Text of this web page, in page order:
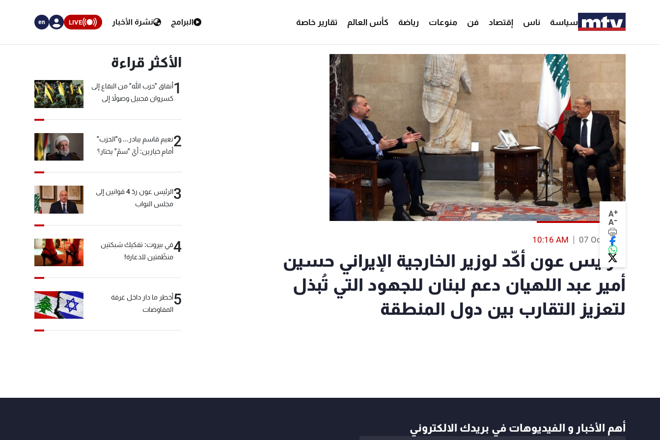
سياسة ناس إقتصاد فن منوعات رياضة كأس العالم تقارير خاصة البرامج نشرة الأخبار LIVE
en
A+
A-
07 Oct 2021
10:16 AM
الرئيس عون أكّد لوزير الخارجية الإيراني حسين
أمير عبد اللهيان دعم لبنان للجهود التي تُبذل
لتعزيز التقارب بين دول المنطقة
الأكثر قراءة
1أنفاق "حزب الله" من البقاع إلى
كسروان فجبيل وصولاً إلى
2نعيم قاسم يبادر... و"الحزب"
أمام خيارين: أيّ "سمّ" يختار؟
3
الرئيس عون ردّ 4 قوانين إلى
مجلس النواب
4في بيروت: تفكيك شبكتين
منظّمتين للدعارة!
5أخطر ما دار داخل غرفة
المفاوضات
أهم الأخبار و الفيديوهات في بريدك الالكتروني